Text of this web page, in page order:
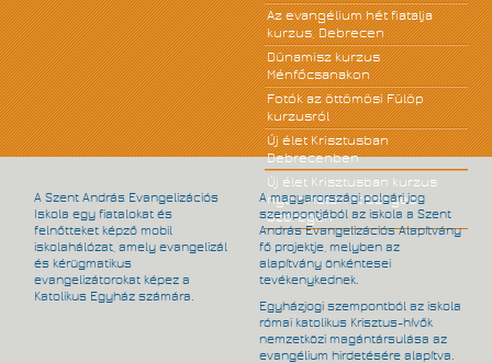
Az evangélium hét fiatalja
kurzus, Debrecen
Dünamisz kurzus
Ménfőcsanakon
Fotók az öttömösi Fülöp
kurzusról
Új élet Krisztusban
Debrecenben
Új élet Krisztusban kurzus
nyolc héten át Szeged-
Szőregen
A Szent András Evangelizációs
Iskola egy fiatalokat és
felnőtteket képző mobil
iskolahálózat, amely evangelizál
és kérügmatikus
evangelizátorokat képez a
Katolikus Egyház számára.
A magyarországi polgári jog
szempontjából az iskola a Szent
András Evangelizációs Alapítvány
fő projektje, melyben az
alapítvány önkéntesei
tevékenykednek.
Egyházjogi szempontból az iskola
római katolikus Krisztus-hívők
nemzetközi magántársulása az
evangélium hirdetésére alapítva.